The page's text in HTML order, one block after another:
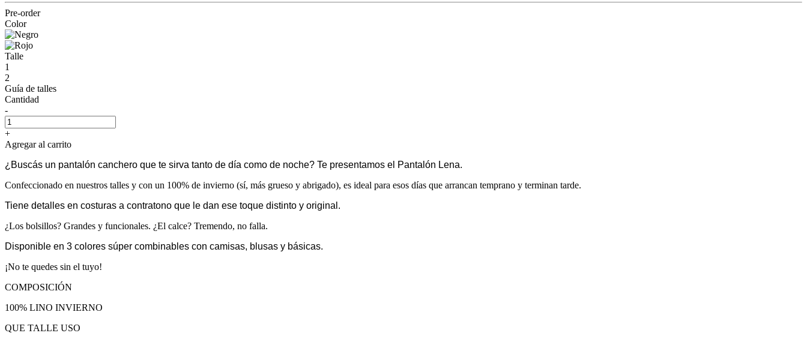
Pre-order
Color
Talle
1
2
Guía de talles
Cantidad
-
+
Agregar al carrito
¿Buscás un pantalón canchero que te sirva tanto de día como de noche? Te presentamos el Pantalón Lena.
Confeccionado en nuestros talles y con un 100% de invierno (sí, más grueso y abrigado), es ideal para esos días que arrancan temprano y terminan tarde.
Tiene detalles en costuras a contratono que le dan ese toque distinto y original.
¿Los bolsillos? Grandes y funcionales. ¿El calce? Tremendo, no falla.
Disponible en 3 colores súper combinables con camisas, blusas y básicas.
¡No te quedes sin el tuyo!
COMPOSICIÓN
100% LINO INVIERNO
QUE TALLE USO